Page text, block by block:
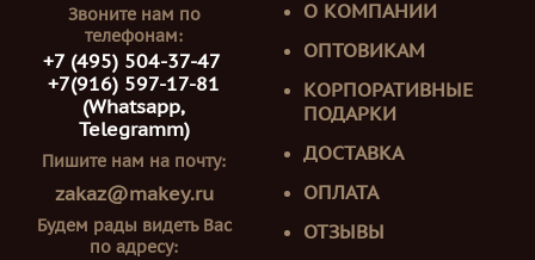
Звоните нам по
телефонам:
+7 (495) 504-37-47
+7(916) 597-17-81
(Whatsapp,
Telegramm)
Пишите нам на почту:
zakaz@makey.ru
Будем рады видеть Вас
по адресу:
О КОМПАНИИ
ОПТОВИКАМ
КОРПОРАТИВНЫЕ
ПОДАРКИ
ДОСТАВКА
ОПЛАТА
ОТЗЫВЫ